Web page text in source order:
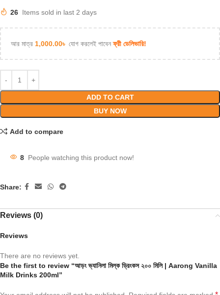
26 Items sold in last 2 days
আর মাত্র 1,000.00৳ যোগ করলেই পাবেনফ্রী ডেলিভারি!
ADD TO CART
BUY NOW
Add to compare
8 People watching this product now!
Share:
Reviews (0)
Reviews
There are no reviews yet.
Be the first to review “আড়ং ভ্যানিলা মিল্ক ড্রিংকস ২০০ মিলি | Aarong Vanilla
Milk Drinks 200ml”